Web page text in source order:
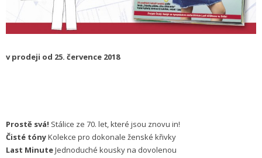
v prodeji od 25. července 2018
Prostě svá! Stálice ze 70. let, které jsou znovu in!
Čisté tónyKolekce pro dokonale ženské křivky
Last MinuteJednoduché kousky na dovolenou